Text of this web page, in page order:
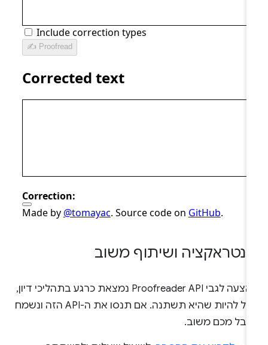
ושיתוף משוב
ההצעה לגבי Proofreader API נמצאת כרגע בתהליכי דיון,
ויכול להיות שהיא תשתנה. אם תנסו את ה-API הזה ונשמח
מכם משוב.